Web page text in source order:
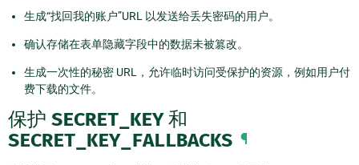
生成“找回我的账户”URL 以发送给丢失密码的用户。
确认存储在表单隐藏字段中的数据未被篡改。
生成一次性的秘密 URL，允许临时访问受保护的资源，例如用户付
费下载的文件。
保护 SECRET_KEY和
SECRET_KEY_FALLBACKS ¶